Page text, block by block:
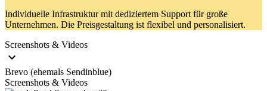
Individuelle Infrastruktur mit dediziertem Support für große
Unternehmen. Die Preisgestaltung ist flexibel und personalisiert.
Screenshots & Videos
Brevo (ehemals Sendinblue)
Screenshots & Videos